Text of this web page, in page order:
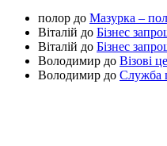
полор до Мазурка –
Віталій до Бізнес
Віталій до Бізнес
Володимир до Візові
Володимир до Служба